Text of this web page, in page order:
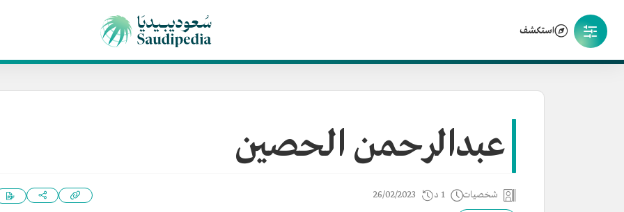
استكشف
عبدالرحمن الحصين
شخصيات 1 د 26/02/2023